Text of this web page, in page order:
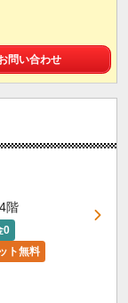
問い合わせ
階
0
ト無料